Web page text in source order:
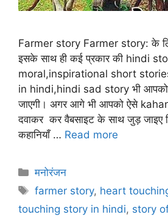
Farmer story Farmer story: के
इसके साथ ही कई प्रकार की hindi
moral,inspirational short
in hindi,hindi sad story भी आपको
जाएगी। अगर आगे भी आपको ऐसे
दवाकर कर वैबसाइट के साथ जुड़ जाइए
कहानियाँ … Read more
Categories
मनोरंजन
Tags
farmer story, heart
touching story in hindi, story